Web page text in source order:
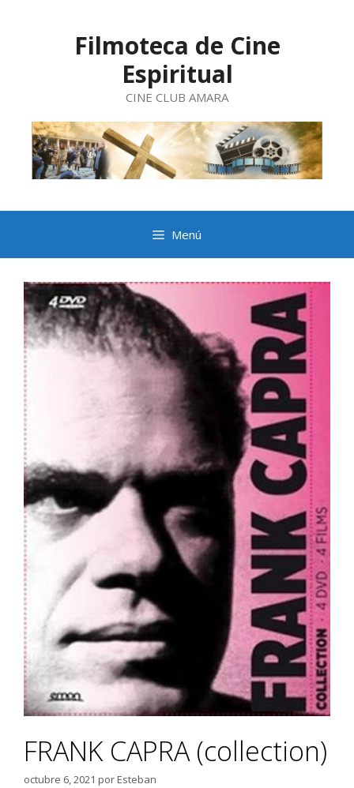
Filmoteca de Cine
Espiritual
CINE CLUB AMARA
Menú
FRANK CAPRA (collection)
octubre 6, 2021 porEsteban